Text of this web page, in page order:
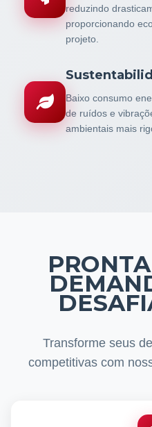
reduzindo
proporcionando
projeto.
Baixo consumo
de ruídos e
ambientais mais
Transforme seus
competitivas com